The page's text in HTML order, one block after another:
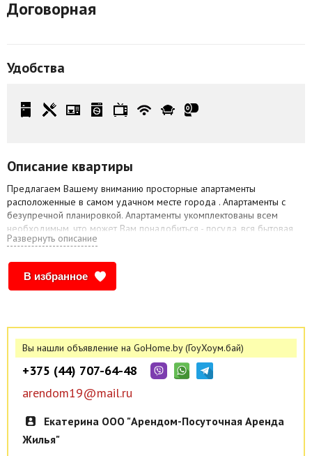
Договорная
Удобства
Описание квартиры
Предлагаем Вашему вниманию просторные апартаменты
расположенные в самом удачном месте города . Апартаменты с
безупречной планировкой. Апартаменты укомплектованы всем
необходимым, что может Вам понадобиться - посуда, вся бытовая
техника, постельное бельё, WI-FI ср-ва личной гигиены.
Развернуть описание
В избранное
Вы нашли объявление на GoHome.by (ГоуХоум.бай)
+375 (44) 707-64-48
arendom19@mail.ru
Екатерина ООО "Арендом-Посуточная Аренда
Жилья"